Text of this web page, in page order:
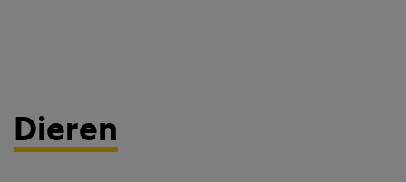
Dieren